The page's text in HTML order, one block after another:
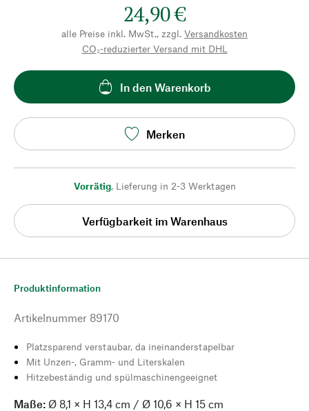
24,90 €
alle Preise inkl. MwSt., zzgl. Versandkosten
CO₂-reduzierter Versand mit DHL
In den Warenkorb
Merken
Vorrätig, Lieferung in 2-3 Werktagen
Verfügbarkeit im Warenhaus
Produktinformation
Artikelnummer 89170
Platzsparend verstaubar, da ineinanderstapelbar
Mit Unzen-, Gramm- und Literskalen
Hitzebeständig und spülmaschinengeeignet
Maße: Ø 8,1 × H 13,4 cm / Ø 10,6 × H 15 cm